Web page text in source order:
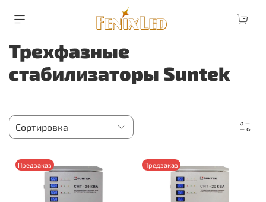
Трехфазные
стабилизаторы Suntek
Предзаказ Предзаказ